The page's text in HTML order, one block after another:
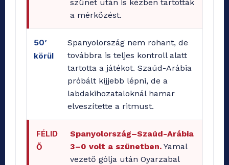
szünet után is kézben tartották
a mérkőzést.
50’
körül
Spanyolország nem rohant, de
továbbra is teljes kontroll alatt
tartotta a játékot. Szaúd-Arábia
próbált kijjebb lépni, de a
labdakihozataloknál hamar
elveszítette a ritmust.
FÉLID
Ő
Spanyolország–Szaúd-Arábia
3–0 volt a szünetben. Yamal
vezető gólja után Oyarzabal